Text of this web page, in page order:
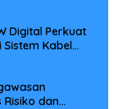
Digital Perkuat
Sistem Kabel
Risiko dan